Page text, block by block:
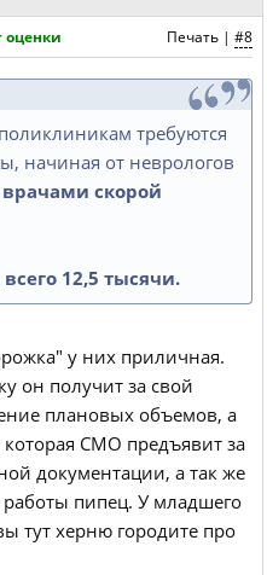
Печать | #8
оценки
требуются
начиная от неврологов
врачами скорой
12,5 тысячи.
у них приличная.
он получит за свой
плановых объемов, а
СМО предъявит за
документации, а так же
пипец. У младшего
тут херню городите про